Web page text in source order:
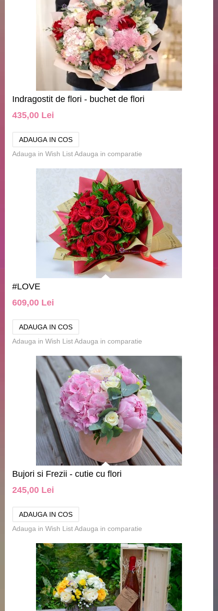
Indragostit de flori - buchet de flori
435,00 Lei
Adauga in Wish ListAdauga in comparatie
#LOVE
609,00 Lei
Adauga in Wish ListAdauga in comparatie
Bujori si Frezii - cutie cu flori
245,00 Lei
Adauga in Wish ListAdauga in comparatie